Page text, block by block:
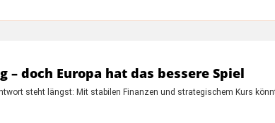
doch Europa hat das bessere Spiel
steht längst: Mit stabilen Finanzen und strategischem Kurs